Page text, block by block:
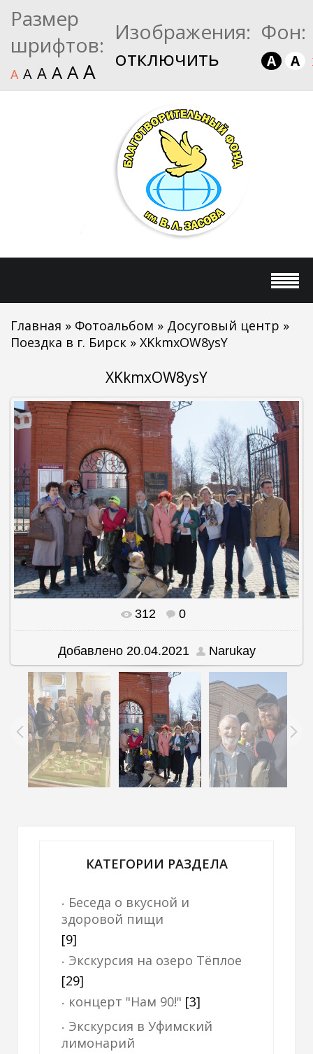
Размер
шрифтов:
A A A A AA
Изображения:
отключить
Фон:
A A
Главная » Фотоальбом » Досуговый центр »
Поездка в г. Бирск » XKkmxOW8ysY
XKkmxOW8ysY
В реальном размере 2000x1383
312 0
Добавлено20.04.2021 Narukay
КАТЕГОРИИ РАЗДЕЛА
Беседа о вкусной и
здоровой пищи
[9]
Экскурсия на озеро Тёплое
[29]
концерт "Нам 90!" [3]
Экскурсия в Уфимский
лимонарий